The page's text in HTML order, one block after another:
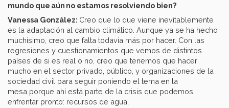
mundo que aún no estamos resolviendo bien?
Vanessa González: Creo que lo que viene inevitablemente
es la adaptación al cambio climático. Aunque ya se ha hecho
muchísimo, creo que falta todavía más por hacer. Con las
regresiones y cuestionamientos que vemos de distintos
países de si es real o no, creo que tenemos que hacer
mucho en el sector privado, público, y organizaciones de la
sociedad civil para seguir poniendo el tema en la
mesa porque ahí está parte de la crisis que podemos
enfrentar pronto: recursos de agua,